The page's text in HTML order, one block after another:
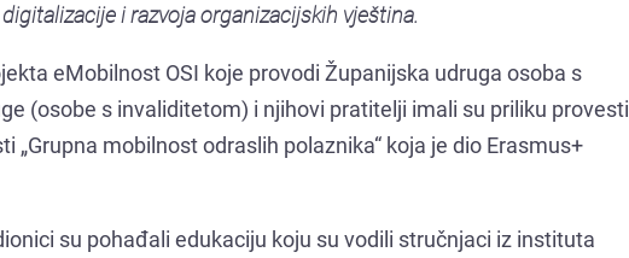
i razvoja organizacijskih vještina.
eMobilnost OSI koje provodi Županijska udruga osoba s
(osobe s invaliditetom) i njihovi pratitelji imali su priliku provesti
„Grupna mobilnost odraslih polaznika“ koja je dio Erasmus+
su pohađali edukaciju koju su vodili stručnjaci iz instituta